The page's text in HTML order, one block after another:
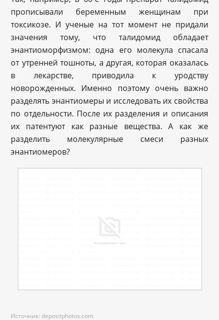
прописывали беременным женщинам при
токсикозе. И ученые на тот момент не придали
значения тому, что талидомид обладает
энантиоморфизмом: одна его молекула спасала
от утренней тошноты, а другая, которая оказалась
в лекарстве, приводила к уродству
новорожденных. Именно поэтому очень важно
разделять энантиомеры и исследовать их свойства
по отдельности. После их разделения и описания
их патентуют как разные вещества. А как же
разделить молекулярные смеси разных
энантиомеров?
Источник: depositphotos.com